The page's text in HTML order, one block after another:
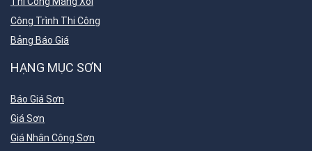
Công Trình Thi Công
Bảng Báo Giá
HẠNG MỤC SƠN
Báo Giá Sơn
Giá Sơn
Giá Nhân Công Sơn